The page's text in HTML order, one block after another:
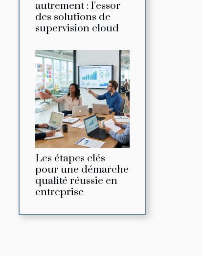
autrement : l’essor
des solutions de
supervision cloud
Les étapes clés
pour une démarche
qualité réussie en
entreprise